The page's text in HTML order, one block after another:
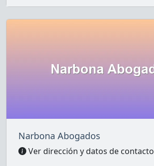
Narbona Abogados
Ver dirección y datos de contacto